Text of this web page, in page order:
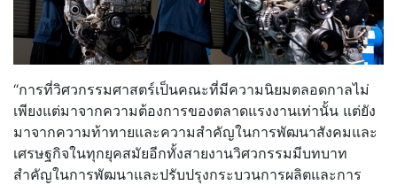
“การที่วิศวกรรมศาสตร์เป็นคณะที่มีความนิยมตลอดกาลไม่
เพียงแต่มาจากความต้องการของตลาดแรงงานเท่านั้น แต่ยัง
มาจากความท้าทายและความสำคัญในการพัฒนาสังคมและ
เศรษฐกิจในทุกยุคสมัยอีกทั้งสายงานวิศวกรรมมีบทบาท
สำคัญในการพัฒนาและปรับปรุงกระบวนการผลิตและการ